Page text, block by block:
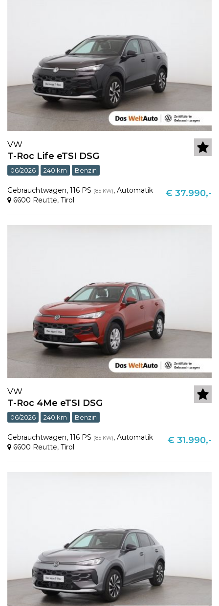
VW
T-Roc Life eTSI DSG
06/2026 240 km Benzin
Gebrauchtwagen, 116 PS (85 KW), Automatik
6600 Reutte, Tirol
€ 37.990,-
VW
T-Roc 4Me eTSI DSG
06/2026 240 km Benzin
Gebrauchtwagen, 116 PS (85 KW), Automatik
6600 Reutte, Tirol
€ 31.990,-